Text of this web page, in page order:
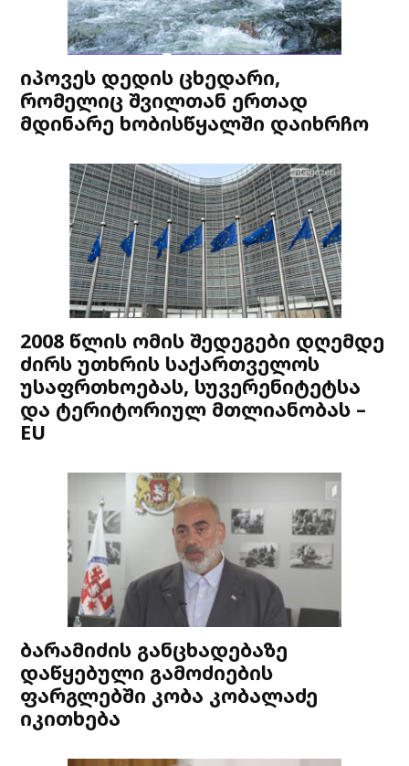
იპოვეს დედის ცხედარი,
რომელიც შვილთან ერთად
მდინარე ხობისწყალში დაიხრჩო
2008 წლის ომის შედეგები დღემდე
ძირს უთხრის საქართველოს
უსაფრთხოებას, სუვერენიტეტსა
და ტერიტორიულ მთლიანობას –
EU
ბარამიძის განცხადებაზე
დაწყებული გამოძიების
ფარგლებში კობა კობალაძე
იკითხება